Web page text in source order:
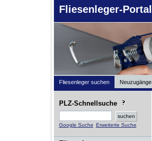
Fliesenleger-Portal
Fliesenleger suchen Neuzugänge
PLZ-Schnellsuche
Google Suche Erweiterte Suche